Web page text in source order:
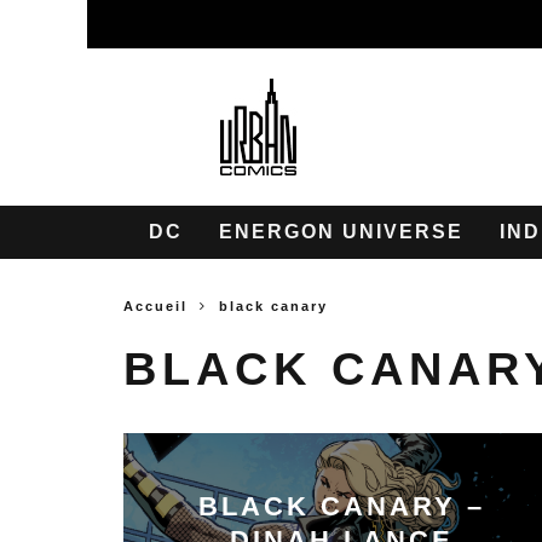
DC ENERGON UNIVERSE
Accueil black canary
BLACK
BLACK CANARY –